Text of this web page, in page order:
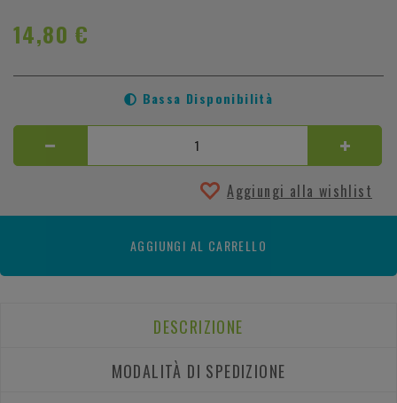
14,80 €
Bassa Disponibilità
Aggiungi alla wishlist
AGGIUNGI AL CARRELLO
DESCRIZIONE
MODALITÀ DI SPEDIZIONE